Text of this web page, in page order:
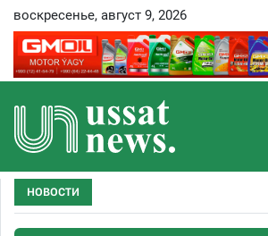
воскресенье, август 9, 2026
НОВОСТИ